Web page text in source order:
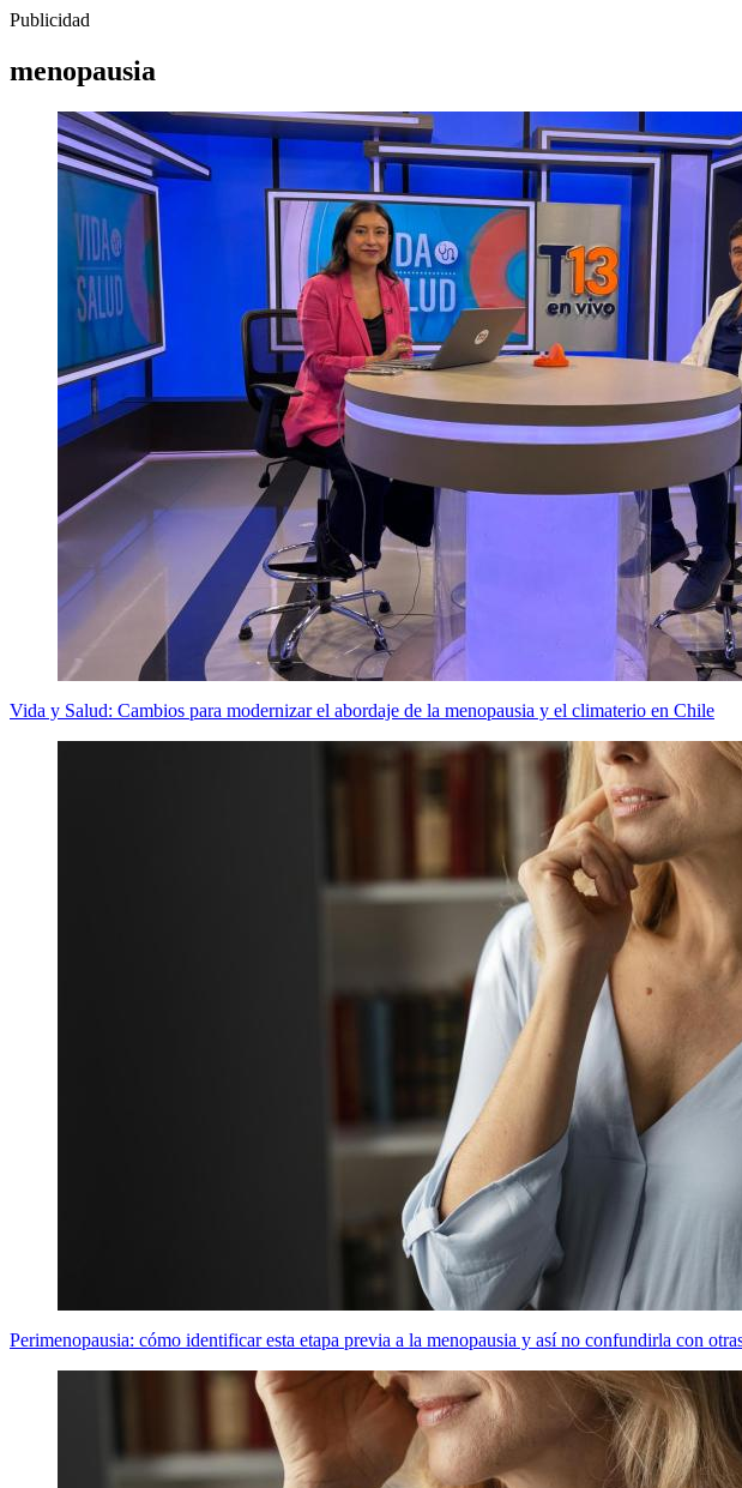
Publicidad
menopausia
Vida y Salud: Cambios para modernizar el abordaje de la menopausia y el climaterio en Chile
Perimenopausia: cómo identificar esta etapa previa a la menopausia y así no confundirla con